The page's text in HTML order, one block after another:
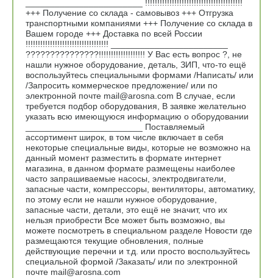
________________________ !!!!!!!!!!!!!!!!!!!!!!!!!!!!!!!!!!!!!!!!
+++ Получение со склада - самовывоз +++ Отгрузка
транспортными компаниями +++ Получение со склада в
Вашем городе +++ Доставка по всей России
!!!!!!!!!!!!!!!!!!!!!!!!!!!!!!!!!! ________________________
???????????????!!!!!!!!!!!!!!!!!!! У Вас есть вопрос ?, не
нашли нужное оборудование, деталь, ЗИП, что-то ещё
воспользуйтесь специальными формами /Написать/ или
/Запросить коммерческое предложение/ или по
электронной почте mail@arosna.com В случае, если
требуется подбор оборудования, В заявке желательно
указать всю имеющуюся информацию о оборудовании
________________________ Поставляемый
ассортимент широк, в том числе включает в себя
некоторые специальные виды, которые не возможно на
данный момент разместить в формате интернет
магазина, в данном формате размещены наиболее
часто запрашиваемые насосы, электродвигатели,
запасные части, компрессоры, вентиляторы, автоматику,
по этому если не нашли нужное оборудование,
запасные части, детали, это ещё не значит, что их
нельзя приобрести Все может быть возможно, вы
можете посмотреть в специальном разделе Новости где
размещаются текущие обновления, полные
действующие перечни и т.д. или просто воспользуйтесь
специальной формой /Заказать/ или по электронной
почте mail@arosna.com